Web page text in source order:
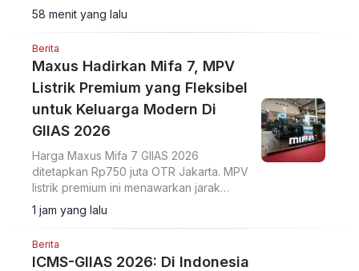
hemat?
58 menit yang lalu
Berita
Maxus Hadirkan Mifa 7, MPV
Listrik Premium yang Fleksibel
untuk Keluarga Modern Di
GIIAS 2026
Harga Maxus Mifa 7 GIIAS 2026
ditetapkan Rp750 juta OTR Jakarta. MPV
listrik premium ini menawarkan jarak
tempuh 570 km dan ADAS Level 2+.
1 jam yang lalu
Berita
ICMS-GIIAS 2026: Di Indonesia